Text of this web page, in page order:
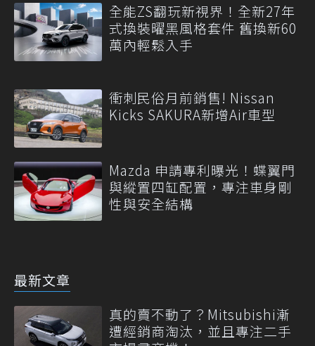
全能ZS翻玩新視界！全新27年
式換裝曜黑風格套件 舊換新60
萬內輕鬆入手
衝刺民俗月前銷售! Nissan
Kicks SAKURA新增Air車型
Mazda 申請專利曝光！蝶翼門
與縱置四缸配置，專注車身剛
性與安全結構
最新文章
真的賣不動了？Mitsubishi漸
遭經銷商淘汰，並且專注二手